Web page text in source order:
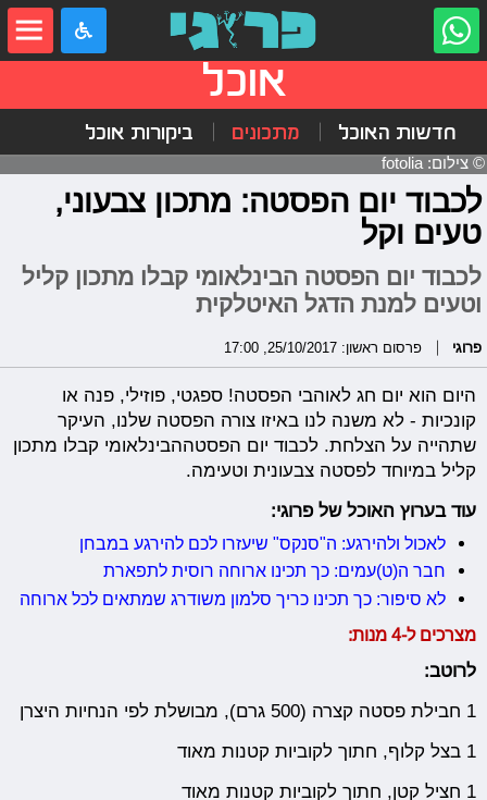
אוכל
חדשות האוכל מתכונים ביקורות אוכל
© צילום: fotolia
לכבוד יום הפסטה: מתכון צבעוני,
טעים וקל
לכבוד יום הפסטה הבינלאומי קבלו מתכון קליל
וטעים למנת הדגל האיטלקית
פרוגי פרסום ראשון: 25/10/2017, 17:00
היום הוא יום חג לאוהבי הפסטה! ספגטי, פוזילי, פנה או
קונכיות - לא משנה לנו באיזו צורה הפסטה שלנו, העיקר
שתהייה על הצלחת. לכבוד יום הפסטההבינלאומי קבלו מתכון
קליל במיוחד לפסטה צבעונית וטעימה.
עוד בערוץ האוכל של פרוגי:
לאכול ולהירגע: ה"סנקס" שיעזרו לכם להירגע במבחן
חבר ה(ט)עמים: כך תכינו ארוחה רוסית לתפארת
לא סיפור: כך תכינו כריך סלמון משודרג שמתאים לכל ארוחה
מצרכים ל-4 מנות:
לרוטב:
1 חבילת פסטה קצרה (500 גרם), מבושלת לפי הנחיות היצרן
1 בצל קלוף, חתוך לקוביות קטנות מאוד
1 חציל קטן, חתוך לקוביות קטנות מאוד